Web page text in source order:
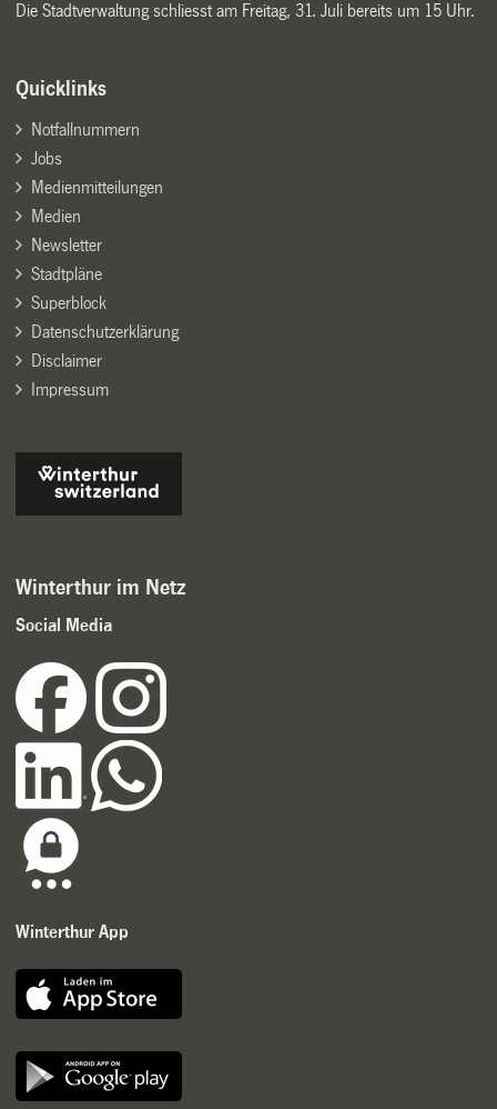
Die Stadtverwaltung schliesst am Freitag, 31. Juli bereits um 15 Uhr.
Quicklinks
Notfallnummern
Jobs
Medienmitteilungen
Medien
Newsletter
Stadtpläne
Superblock
Datenschutzerklärung
Disclaimer
Impressum
Winterthur im Netz
Social Media
Winterthur App